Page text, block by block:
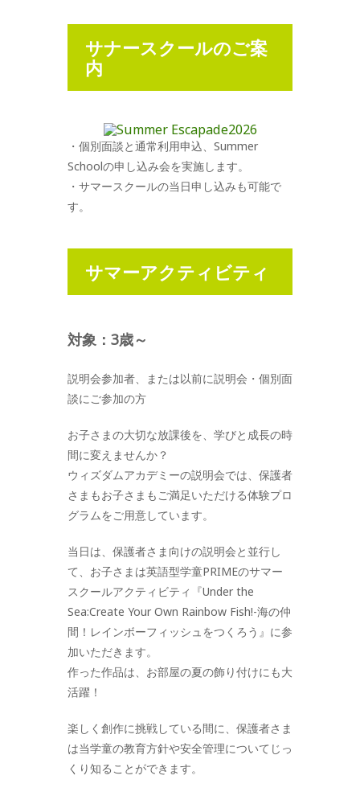
サナースクールのご案
内
・個別面談と通常利用申込、Summer
Schoolの申し込み会を実施します。
・サマースクールの当日申し込みも可能で
す。
サマーアクティビティ
対象：3歳～
説明会参加者、または以前に説明会・個別面
談にご参加の方
お子さまの大切な放課後を、学びと成長の時
間に変えませんか？
ウィズダムアカデミーの説明会では、保護者
さまもお子さまもご満足いただける体験プロ
グラムをご用意しています。
当日は、保護者さま向けの説明会と並行し
て、お子さまは英語型学童PRIMEのサマー
スクールアクティビティ『Under the
Sea:Create Your Own Rainbow Fish!-海の仲
間！レインボーフィッシュをつくろう』に参
加いただきます。
作った作品は、お部屋の夏の飾り付けにも大
活躍！
楽しく創作に挑戦している間に、保護者さま
は当学童の教育方針や安全管理についてじっ
くり知ることができます。